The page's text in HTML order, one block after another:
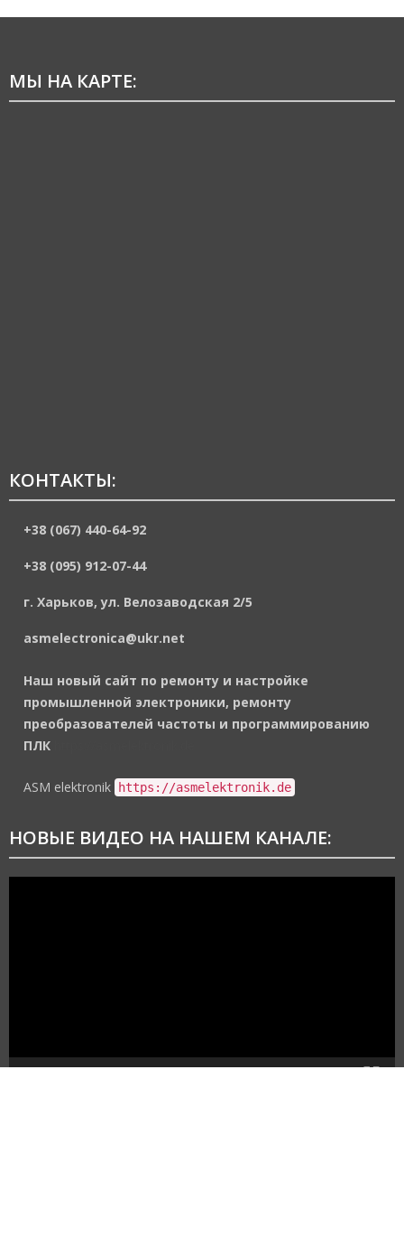
МЫ НА КАРТЕ:
КОНТАКТЫ:
+38 (067) 440-64-92
+38 (095) 912-07-44
г. Харьков, ул. Велозаводская 2/5
asmelectronica@ukr.net
Наш новый сайт по ремонту и настройке
промышленной электроники, ремонту
преобразователей частоты и программированию
ПЛК
ASM elektronik https://asmelektronik.de
НОВЫЕ ВИДЕО НА НАШЕМ КАНАЛЕ: